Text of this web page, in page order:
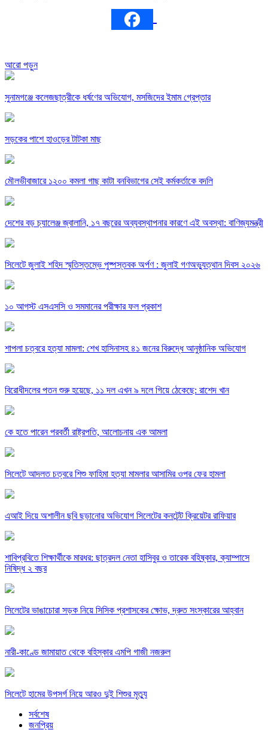
আরো পড়ুন
সুনামগঞ্জে কলেজছাত্রীকে ধর্ষণের অভিযোগ, মসজিদের ইমাম গ্রেপ্তার
সড়কের পাশে হাওড়ের টাটকা মাছ
মৌলভীবাজারে ১২০০ কমলা গাছ কাটা বনবিভাগের সেই কর্মকর্তাকে বদলি
দেশের বড় চ্যালেঞ্জ জ্বালানি, ১৭ বছরের অব্যবস্থাপনার কারণে এই অবস্থা: বাণিজ্যমন্ত্রী
সিলেটে জুলাই শহিদ স্মৃতিস্তম্ভে পুষ্পস্তবক অর্পণ : জুলাই গণঅভ্যুত্থান দিবস ২০২৬
১০ আগস্ট এসএসসি ও সমমানের পরীক্ষার ফল প্রকাশ
শাপলা চত্বরে হত্যা মামলা: শেখ হাসিনাসহ ৪১ জনের বিরুদ্ধে আনুষ্ঠানিক অভিযোগ
বিরোধীদলের পতন শুরু হয়েছে, ১১ দল এখন ৯ দলে গিয়ে ঠেকেছে: রাশেদ খান
কে হতে পারেন পরবর্তী রাষ্ট্রপতি, আলোচনায় এক আমলা
সিলেটে আদলত চত্বরে শিশু ফাহিমা হত্যা মামলার আসামির ওপর ফের হামলা
এআই দিয়ে অশালীন ছবি ছড়ানোর অভিযোগ সিলেটের কনটেন্ট ক্রিয়েটর রাফিয়ার
শাবিপ্রবিতে শিক্ষার্থীকে মারধর: ছাত্রদল নেতা হাসিবুর ও তারেক বহিষ্কার, ক্যাম্পাসে
নিষিদ্ধ ২ বছর
সিলেটের ভাঙাচোরা সড়ক নিয়ে সিসিক প্রশাসকের ক্ষোভ, দ্রুত সংস্কারের আহ্বান
নারী-কাণ্ডে জামায়াত থেকে বহিস্কার এমপি গাজী নজরুল
সিলেটে হামের উপসর্গ নিয়ে আরও দুই শিশুর মৃত্যু
সর্বশেষ
জনপ্রিয়